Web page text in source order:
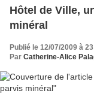
Hôtel de Ville,
minéral
Publié le 12/07/2009 à
Par Catherine-Alice